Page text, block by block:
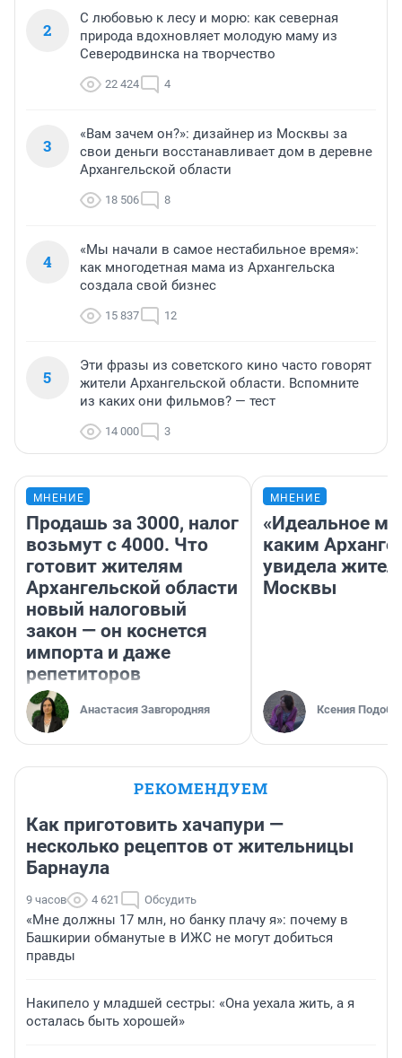
2
С любовью к лесу и морю: как северная
природа вдохновляет молодую маму из
Северодвинска на творчество
22 424 4
3
«Вам зачем он?»: дизайнер из Москвы за
свои деньги восстанавливает дом в деревне
Архангельской области
18 506 8
4
«Мы начали в самое нестабильное время»:
как многодетная мама из Архангельска
создала свой бизнес
15 837 12
5
Эти фразы из советского кино часто говорят
жители Архангельской области. Вспомните
из каких они фильмов? — тест
14 000 3
МНЕНИЕ
Продашь за 3000, налог
возьмут с 4000. Что
готовит жителям
Архангельской области
новый налоговый
закон — он коснется
импорта и даже
репетиторов
Анастасия Завгородняя
МНЕНИЕ
«Идеальное
каким
увидела
Москвы
Ксения
РЕКОМЕНДУЕМ
Как приготовить хачапури —
несколько рецептов от жительницы
Барнаула
9 часов 4 621 Обсудить
«Мне должны 17 млн, но банку плачу я»: почему в
Башкирии обманутые в ИЖС не могут добиться
правды
Накипело у младшей сестры: «Она уехала жить, а я
осталась быть хорошей»